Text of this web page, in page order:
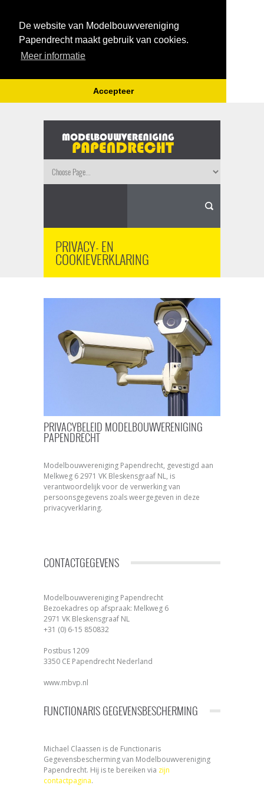
De website van Modelbouwvereniging
Papendrecht maakt gebruik van cookies.
Meer informatie
Accepteer
PRIVACY- EN
COOKIEVERKLARING
PRIVACYBELEID MODELBOUWVERENIGING
PAPENDRECHT
Modelbouwvereniging Papendrecht, gevestigd aan
Melkweg 6 2971 VK Bleskensgraaf NL, is
verantwoordelijk voor de verwerking van
persoonsgegevens zoals weergegeven in deze
privacyverklaring.
CONTACTGEGEVENS
Modelbouwvereniging Papendrecht
Bezoekadres op afspraak: Melkweg 6
2971 VK Bleskensgraaf NL
+31 (0) 6-15 850832
Postbus 1209
3350 CE Papendrecht Nederland
www.mbvp.nl
FUNCTIONARIS GEGEVENSBESCHERMING
Michael Claassen is de Functionaris
Gegevensbescherming van Modelbouwvereniging
Papendrecht. Hij is te bereiken via zijn
contactpagina.